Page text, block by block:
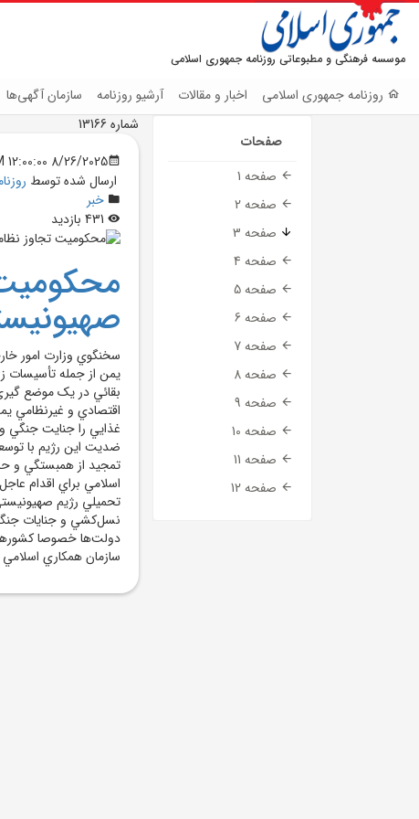
موسسه فرهنگی و مطبوعاتی روزنامه جمهوری اسلامی
روزنامه جمهوری اسلامی اخبار و مقالات آرشیو روزنامه سازمان آگهی‌ها
صفحات
صفحه 1
صفحه 2
صفحه 3
صفحه 4
صفحه 5
صفحه 6
صفحه 7
صفحه 8
صفحه 9
صفحه 10
صفحه 11
صفحه 12
شماره 13166
8/26/2025 12:00:00 AM
ارسال شده توسط
خبر
سخنگوي وزارت امور
يمن از جمله تأسيسات
بقائي در يک موضع
اقتصادي و غيرنظامي
غذايي را جنايت جنگي
ضديت اين رژيم با
تمجيد از همبستگي و
اسلامي براي اقدام
تحميلي رژيم
نسل‌کشي و جنايات
دولت‌ها خصوصا
سازمان همکاري اسلامي